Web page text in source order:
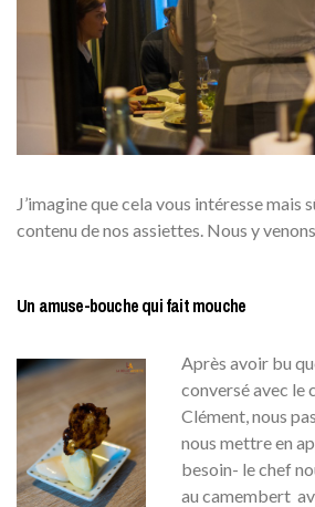
J’imagine que cela vous intéresse mais
contenu de nos assiettes. Nous y
Un amuse-bouche qui fait mouche
Après avoir bu
conversé avec le
Clément, nous
nous mettre en
besoin- le chef
au camembert